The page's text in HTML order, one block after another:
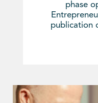
phase
publication